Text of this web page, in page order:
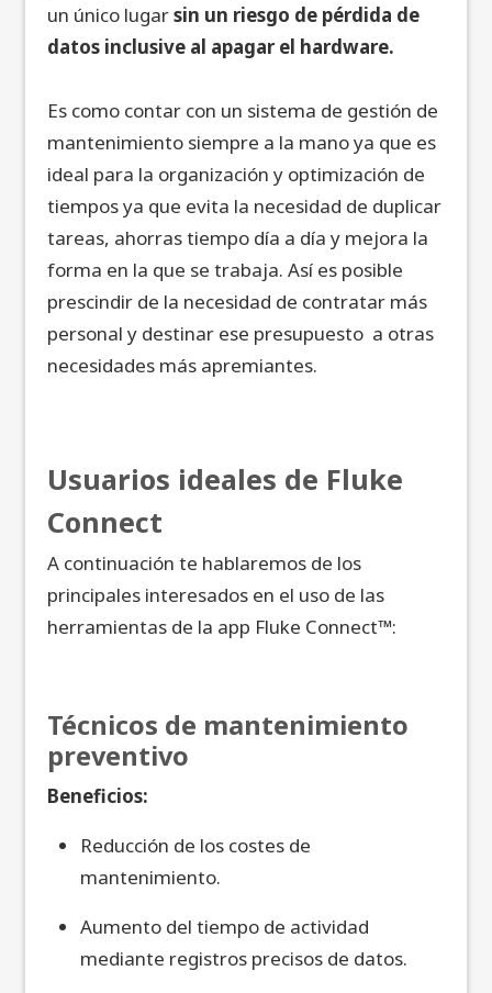
un único lugarsin un riesgo de pérdida de
datos inclusive al apagar el hardware.
Es como contar con un sistema de gestión de
mantenimiento siempre a la mano ya que es
ideal para la organización y optimización de
tiempos ya que evita la necesidad de duplicar
tareas, ahorras tiempo día a día y mejora la
forma en la que se trabaja. Así es posible
prescindir de la necesidad de contratar más
personal y destinar ese presupuesto a otras
necesidades más apremiantes.
Usuarios ideales de Fluke
Connect
A continuación te hablaremos de los
principales interesados en el uso de las
herramientas de la app Fluke Connect™:
Técnicos de mantenimiento
preventivo
Beneficios:
Reducción de los costes de
mantenimiento.
Aumento del tiempo de actividad
mediante registros precisos de datos.